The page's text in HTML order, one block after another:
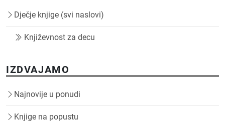
Dječje knjige (svi naslovi)
Književnost za decu
IZDVAJAMO
Najnovije u ponudi
Knjige na popustu